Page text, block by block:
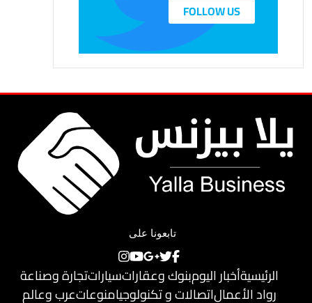
FOLLOW US
تابعونا على
الرئيسيةأخبار اليومبنوك وعقاراتسياراتتجارة وصناعة
رواد الأعمالاتصالات و تكنولوجيامنوعاتعرب وعالم